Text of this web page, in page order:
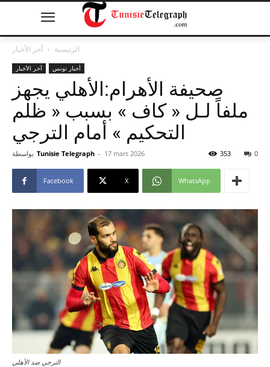
الرئيسية آخر الأخبار
آخر الأخبار أخبار تونس
صحيفة الأهرام:الأهلي يجهز
ملفاً لـل « كاف » بسبب « ظلم
التحكيم » أمام الترجي
بواسطة Tunisie Telegraph - 17 mars 2026 0
353
Facebook X WhatsApp
الترجي ضد الأهلي